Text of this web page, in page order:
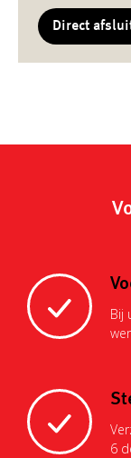
Direct
Bij
6